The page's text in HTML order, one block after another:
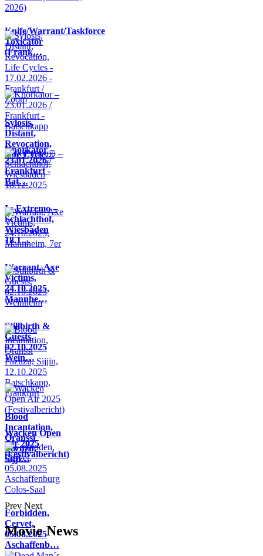
Knife/Warrant/Taskforce
Toxicator
(Frank…
Sylosis,
Distant,
Revocation,
Life Cycle…
Knorkator –
23.01.2026 /
Frankfurt -
Bat…
In Extremo –
Schlachthof,
Wiesbaden
18.1…
Warrant, Axe
Victims,
24.10.2025,
Mannhe…
Stillbirth &
Guests,
02.10.2025
Wein…
Blood
Incantation,
Oranssi
Pazuzu,
Sijji…
Wacken Open
Air 2025
(Festivalbericht)
Forbidden,
Cervet,
05.08.2025
Aschaffenb…
Prev Next
Movie News